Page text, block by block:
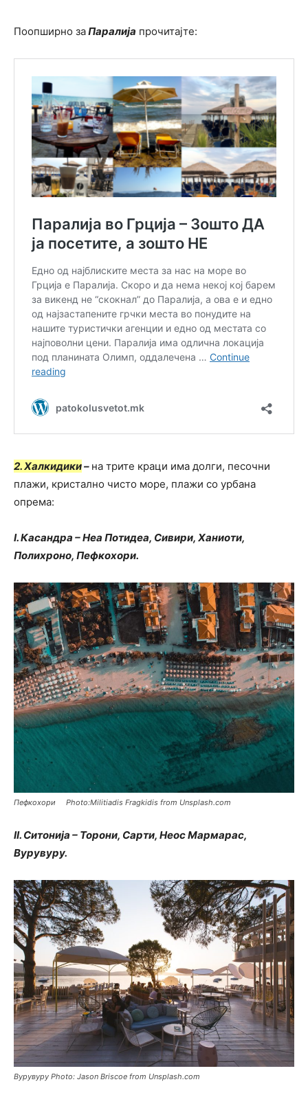
Поопширно заПаралија прочитајте:
2. Халкидики– на трите краци има долги, песочни
плажи, кристално чисто море, плажи со урбана
опрема:
I. Касандра – Неа Потидеа, Сивири, Ханиоти,
Полихроно, Пефкохори.
Пефкохори Photo:Militiadis Fragkidis from Unsplash.com
II. Ситонија – Торони, Сарти, Неос Мармарас,
Вурувуру.
Вурувуру Photo: Jason Briscoe from Unsplash.com